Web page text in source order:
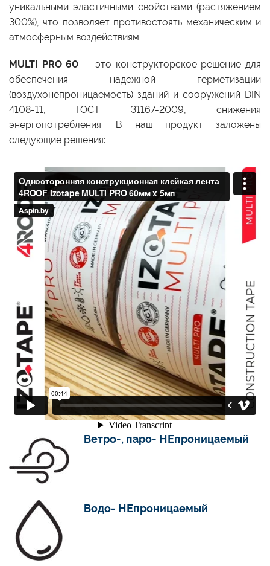
уникальными эластичными свойствами (растяжением
300%), что позволяет противостоять механическим и
атмосферным воздействиям.
MULTI PRO 60 — это конструкторское решение для
обеспечения надежной герметизации
(воздухонепроницаемость) зданий и сооружений DIN
4108-11, ГОСТ 31167-2009, снижения
энергопотребления. В наш продукт заложены
следующие решения:
Ветро-, паро- НЕпроницаемый
Водо- НЕпроницаемый